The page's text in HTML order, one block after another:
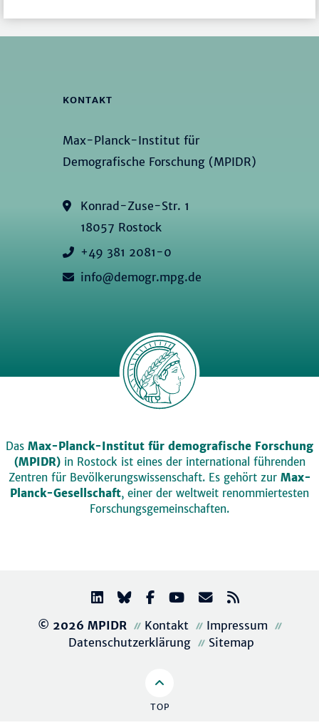
KONTAKT
Max-Planck-Institut für
Demografische Forschung (MPIDR)
Konrad-Zuse-Str. 1
18057 Rostock
+49 381 2081-0
info@demogr.mpg.de
Das Max-Planck-Institut für demografische Forschung
(MPIDR)in Rostock ist eines der international führenden
Zentren für Bevölkerungswissenschaft. Es gehört zur Max-
Planck-Gesellschaft, einer der weltweit renommiertesten
Forschungsgemeinschaften.
© 2026 MPIDR Kontakt
Impressum
Datenschutzerklärung
Sitemap
TOP